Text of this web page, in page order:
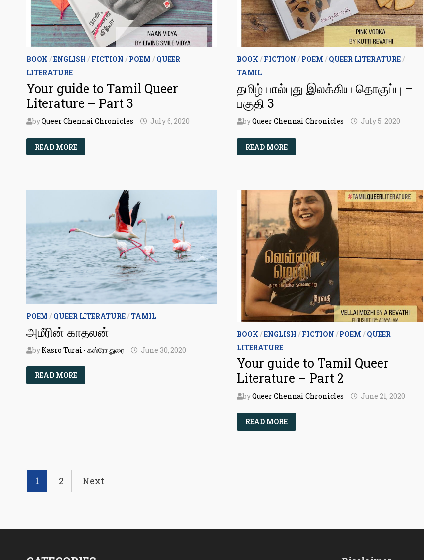
BOOK /ENGLISH /FICTION /POEM /QUEER
LITERATURE
Your guide to Tamil Queer
Literature – Part 3
byQueer Chennai Chronicles July 6, 2020
YOUR
GUIDE
TO
PART
READ MORE
BOOK /FICTION /POEM /QUEER LITERATURE/
TAMIL
தமிழ் பால்புது இலக்கிய தொகுப்பு –
பகுதி 3
byQueer Chennai Chronicles July 5, 2020
தமிழ்
பால்புது
இலக்கிய
READ MORE
POEM /QUEER LITERATURE /TAMIL
அமீரின் காதலன்
by Kasro Turai - கஸ்ரோ துரை June 30, 2020
அமீரின்
காதலன்
READ MORE
BOOK /ENGLISH /FICTION /POEM /QUEER
LITERATURE
Your guide to Tamil Queer
Literature – Part 2
byQueer Chennai Chronicles June 21, 2020
YOUR
GUIDE
TO
READ MORE
Posts
pagination
1 2 Next